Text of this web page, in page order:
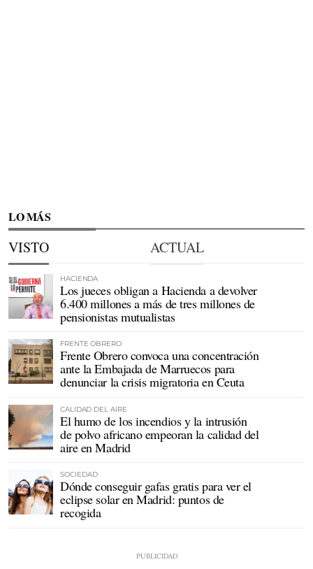
LO MÁS
VISTO ACTUAL
HACIENDA
Los jueces obligan a Hacienda a devolver
6.400 millones a más de tres millones de
pensionistas mutualistas
FRENTE OBRERO
Frente Obrero convoca una concentración
ante la Embajada de Marruecos para
denunciar la crisis migratoria en Ceuta
CALIDAD DEL AIRE
El humo de los incendios y la intrusión
de polvo africano empeoran la calidad del
aire en Madrid
SOCIEDAD
Dónde conseguir gafas gratis para ver el
eclipse solar en Madrid: puntos de
recogida